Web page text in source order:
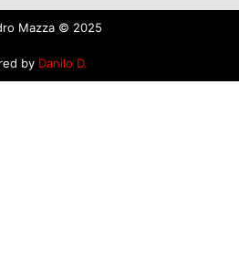
Mazza © 2025
by Danilo D.